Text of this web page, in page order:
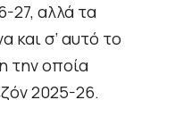
27, αλλά τα
και σ’ αυτό το
την οποία
2025-26.